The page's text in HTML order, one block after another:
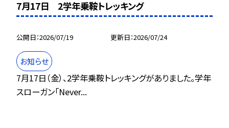
7月17日 2学年乗鞍トレッキング
公開日 2026/07/19 更新日 2026/07/24
お知らせ
7月17日（金）、2学年乗鞍トレッキングがありました。学年
スローガン「Never...